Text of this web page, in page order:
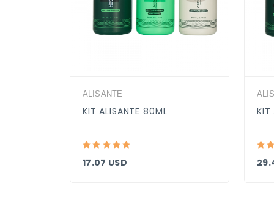
ALISANTE
KIT ALISANTE 80ML
17.07 USD
KIT